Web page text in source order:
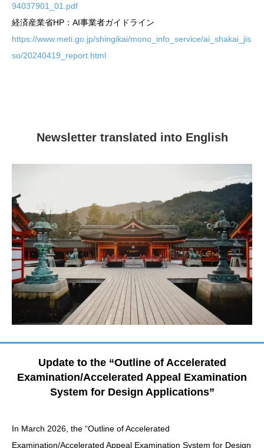
94037901_01.pdf
経済産業省HP：AI事業者ガイドライン
https://www.meti.go.jp/shingikai/mono_info_service/ai_shakai_jis
so/20240419_report.html
Newsletter translated into English
Update to the “Outline of Accelerated
Examination/Accelerated Appeal Examination
System for Design Applications”
In March 2026, the “Outline of Accelerated
Examination/Accelerated Appeal Examination System for Design